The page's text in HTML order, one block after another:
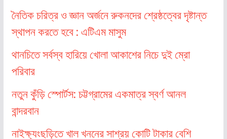
নৈতিক চরিত্র ও জ্ঞান অর্জনে রুকনদের শ্রেষ্ঠত্বের দৃষ্টান্ত
স্থাপন করতে হবে : এটিএম মাসুম
থানচিতে সর্বস্ব হারিয়ে খোলা আকাশের নিচে দুই ম্রো
পরিবার
নতুন কুঁড়ি স্পোর্টস: চট্টগ্রামের একমাত্র স্বর্ণ আনল
বান্দরবান
নাইক্ষ্যংছড়িতে খাল খননের সাশ্রয় কোটি টাকার বেশি